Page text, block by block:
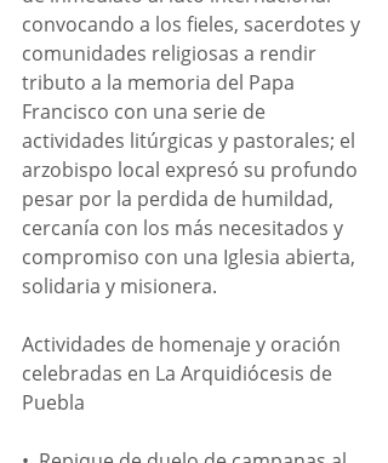
convocando a los fieles, sacerdotes y
comunidades religiosas a rendir
tributo a la memoria del Papa
Francisco con una serie de
actividades litúrgicas y pastorales; el
arzobispo local expresó su profundo
pesar por la perdida de humildad,
cercanía con los más necesitados y
compromiso con una Iglesia abierta,
solidaria y misionera.
Actividades de homenaje y oración
celebradas en La Arquidiócesis de
Puebla